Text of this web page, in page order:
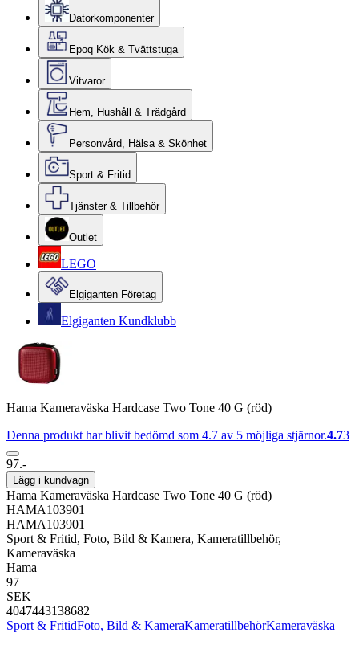
Datorkomponenter
Epoq Kök & Tvättstuga
Vitvaror
Hem, Hushåll & Trädgård
Personvård, Hälsa & Skönhet
Sport & Fritid
Tjänster & Tillbehör
Outlet
LEGO
Elgiganten Företag
Elgiganten Kundklubb
Hama Kameraväska Hardcase Two Tone 40 G (röd)
Denna produkt har blivit bedömd som 4.7 av 5 möjliga stjärnor.4.73
97.-
Lägg i kundvagn
Hama Kameraväska Hardcase Two Tone 40 G (röd)
HAMA103901
HAMA103901
Sport & Fritid, Foto, Bild & Kamera, Kameratillbehör,
Kameraväska
Hama
97
SEK
4047443138682
Sport & FritidFoto, Bild & KameraKameratillbehörKameraväska